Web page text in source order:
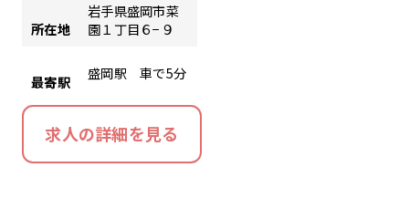
所在地
岩手県盛岡市菜
園１丁目６−９
最寄駅 盛岡駅 車で5分
求人の詳細を見る